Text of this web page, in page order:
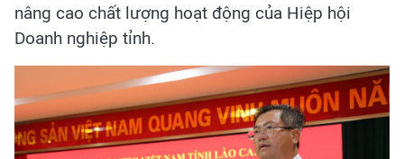
nâng cao chất lượng hoạt động của Hiệp hội
Doanh nghiệp tỉnh.